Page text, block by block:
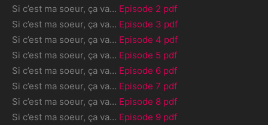
Si c’est ma soeur, ça va… Episode 2 pdf
Si c’est ma soeur, ça va… Episode 3 pdf
Si c’est ma soeur, ça va… Episode 4 pdf
Si c’est ma soeur, ça va… Episode 5 pdf
Si c’est ma soeur, ça va… Episode 6 pdf
Si c’est ma soeur, ça va… Episode 7 pdf
Si c’est ma soeur, ça va… Episode 8 pdf
Si c’est ma soeur, ça va… Episode 9 pdf